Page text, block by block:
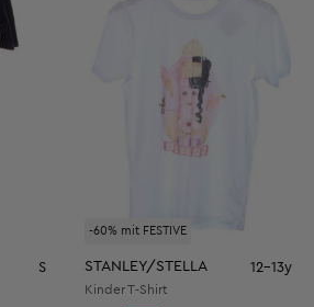
S
-60% mit FESTIVE
STANLEY/STELLA 12-13y
Kinder T-Shirt